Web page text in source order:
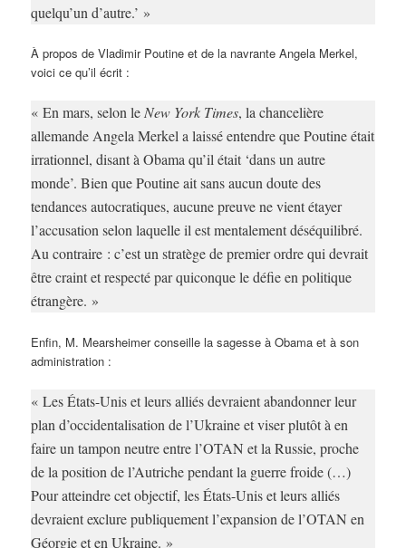
quelqu’un d’autre.’ »
À propos de Vladimir Poutine et de la navrante Angela Merkel,
voici ce qu’il écrit :
« En mars, selon leNew York Times, la chancelière
allemande Angela Merkel a laissé entendre que Poutine était
irrationnel, disant à Obama qu’il était ‘dans un autre
monde’. Bien que Poutine ait sans aucun doute des
tendances autocratiques, aucune preuve ne vient étayer
l’accusation selon laquelle il est mentalement déséquilibré.
Au contraire : c’est un stratège de premier ordre qui devrait
être craint et respecté par quiconque le défie en politique
étrangère. »
Enfin, M. Mearsheimer conseille la sagesse à Obama et à son
administration :
« Les États-Unis et leurs alliés devraient abandonner leur
plan d’occidentalisation de l’Ukraine et viser plutôt à en
faire un tampon neutre entre l’OTAN et la Russie, proche
de la position de l’Autriche pendant la guerre froide (…)
Pour atteindre cet objectif, les États-Unis et leurs alliés
devraient exclure publiquement l’expansion de l’OTAN en
Géorgie et en Ukraine. »